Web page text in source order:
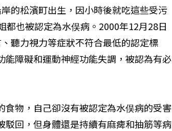
的松濱町出生，因小時後就吃這些受污
也被認定為水俣病。2000年12月28日
聽力視力等症狀不符合最低的認定標
障礙和運動神經功能失調，被認為有必
物，自己卻沒有被認定為水俣病的受害
回，但身體還是持續有麻痺和抽筋等病